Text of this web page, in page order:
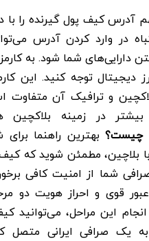
آدرس کیف پول گیرنده را با
در وارد کردن آدرس
دارایی‌های شما شود. به
دیجیتال توجه کنید. این
و ترافیک آن متفاوت
بیشتر در زمینه بلاکچین
چیست؟بهترین راهنما
بلاچین، مطمئن شوید که
شما از امنیت کافی
قوی و احراز هویت دو
انجام این مراحل،
یک صرافی ایرانی متصل